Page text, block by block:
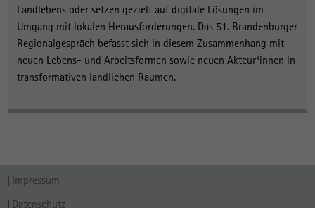
Landlebens oder setzen gezielt auf digitale Lösungen im
Umgang mit lokalen Herausforderungen. Das 51. Brandenburger
Regionalgespräch befasst sich in diesem Zusammenhang mit
neuen Lebens- und Arbeitsformen sowie neuen Akteur*innen in
transformativen ländlichen Räumen.
Impressum
Datenschutz